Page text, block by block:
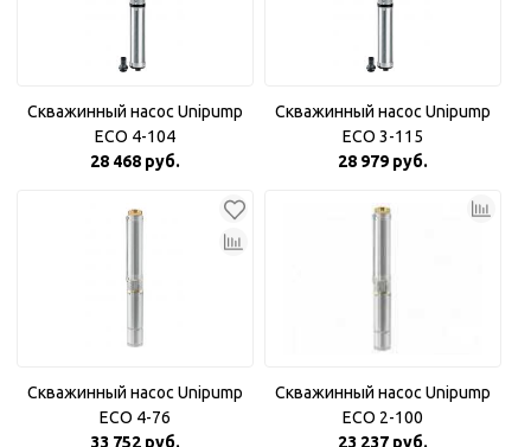
Скважинный насос Unipump
ECO 4-104
28 468 руб.
Скважинный насос Unipump
ECO 3-115
28 979 руб.
Скважинный насос Unipump
ECO 4-76
33 752 руб.
Скважинный насос Unipump
ECO 2-100
23 237 руб.